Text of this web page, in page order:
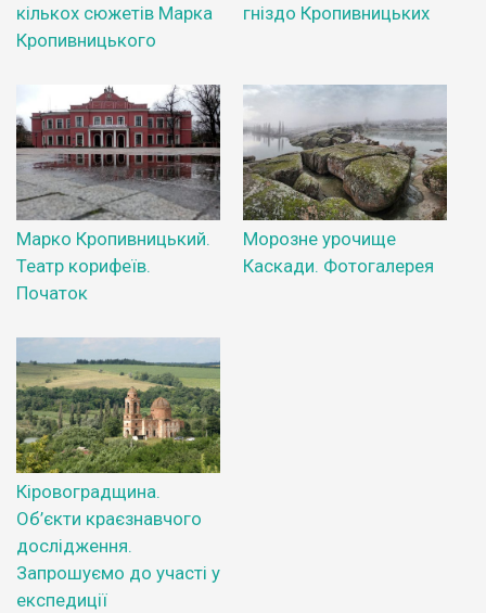
кількох сюжетів Марка
Кропивницького
гніздо Кропивницьких
Марко Кропивницький.
Театр корифеїв.
Початок
Морозне урочище
Каскади. Фотогалерея
Кіровоградщина.
Об’єкти краєзнавчого
дослідження.
Запрошуємо до участі у
експедиції